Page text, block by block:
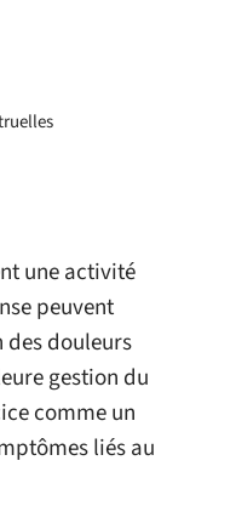
une activité
peuvent
douleurs
gestion du
comme un
liés au